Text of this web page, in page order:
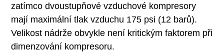
zatímco dvoustupňové vzduchové kompresory
mají maximální tlak vzduchu 175 psi (12 barů).
Velikost nádrže obvykle není kritickým faktorem při
dimenzování kompresoru.